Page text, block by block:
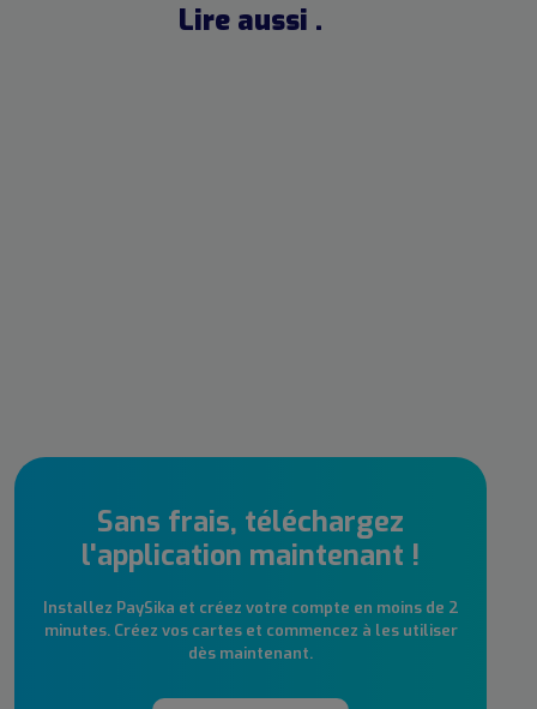
Lire aussi .
Sans frais, téléchargez
l'application maintenant !
Installez PaySika et créez votre compte en moins de 2
minutes. Créez vos cartes et commencez à les utiliser
dès maintenant.